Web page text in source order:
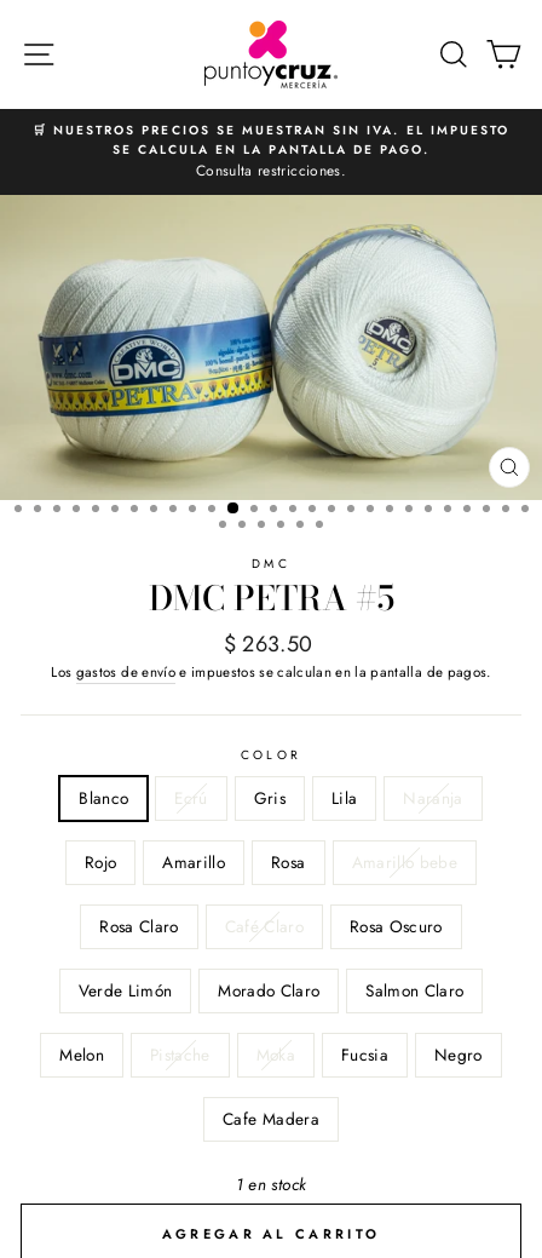
directamente
diapositivas
🛒 NUESTROS PRECIOS SE MUESTRAN SIN IVA. EL IMPUESTO
SE CALCULA EN LA PANTALLA DE PAGO.
Consulta restricciones.
DMC
DMC PETRA #5
Precio
habitual
$ 263.50
Los gastos de envíoe impuestos se calculan en la pantalla de pagos.
COLOR
Blanco Ecrú Gris Lila Naranja
Rojo Amarillo Rosa Amarillo bebe
Rosa Claro Café Claro Rosa Oscuro
Verde Limón Morado Claro Salmon Claro
Melon Pistache Moka Fucsia Negro
Cafe Madera
1 en stock
AGREGAR AL CARRITO